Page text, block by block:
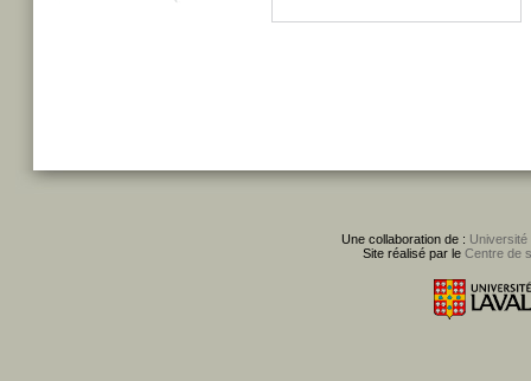
Une collaboration de : Université
Site réalisé par le Centre de